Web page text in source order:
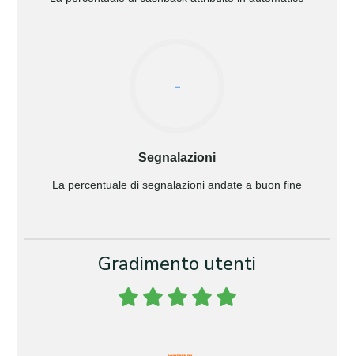
-
Segnalazioni
La percentuale di segnalazioni andate a buon fine
Gradimento utenti